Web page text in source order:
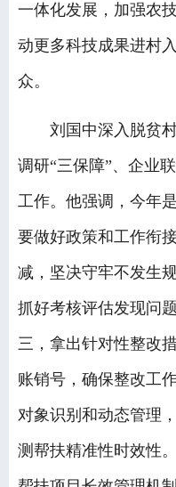
一体化发展，加强农
动更多科技成果进村
众。
刘国中深入脱贫村
调研“三保障”、企业
工作。他强调，今年
要做好政策和工作衔
减，坚决守牢不发生
抓好考核评估发现问
三，拿出针对性整改
账销号，确保整改工
对象识别和动态管理
测帮扶精准性时效性